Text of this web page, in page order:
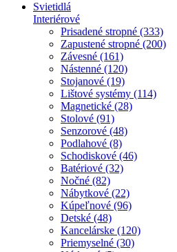
Svietidlá
Interiérové
Prisadené stropné (333)
Zapustené stropné (200)
Závesné (161)
Nástenné (120)
Stojanové (19)
Lištové systémy (114)
Magnetické (28)
Stolové (91)
Senzorové (48)
Podlahové (8)
Schodiskové (46)
Batériové (32)
Nočné (82)
Nábytkové (22)
Kúpeľnové (96)
Detské (48)
Kancelárske (120)
Priemyselné (30)